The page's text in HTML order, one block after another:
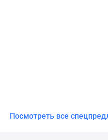
Посмотреть все